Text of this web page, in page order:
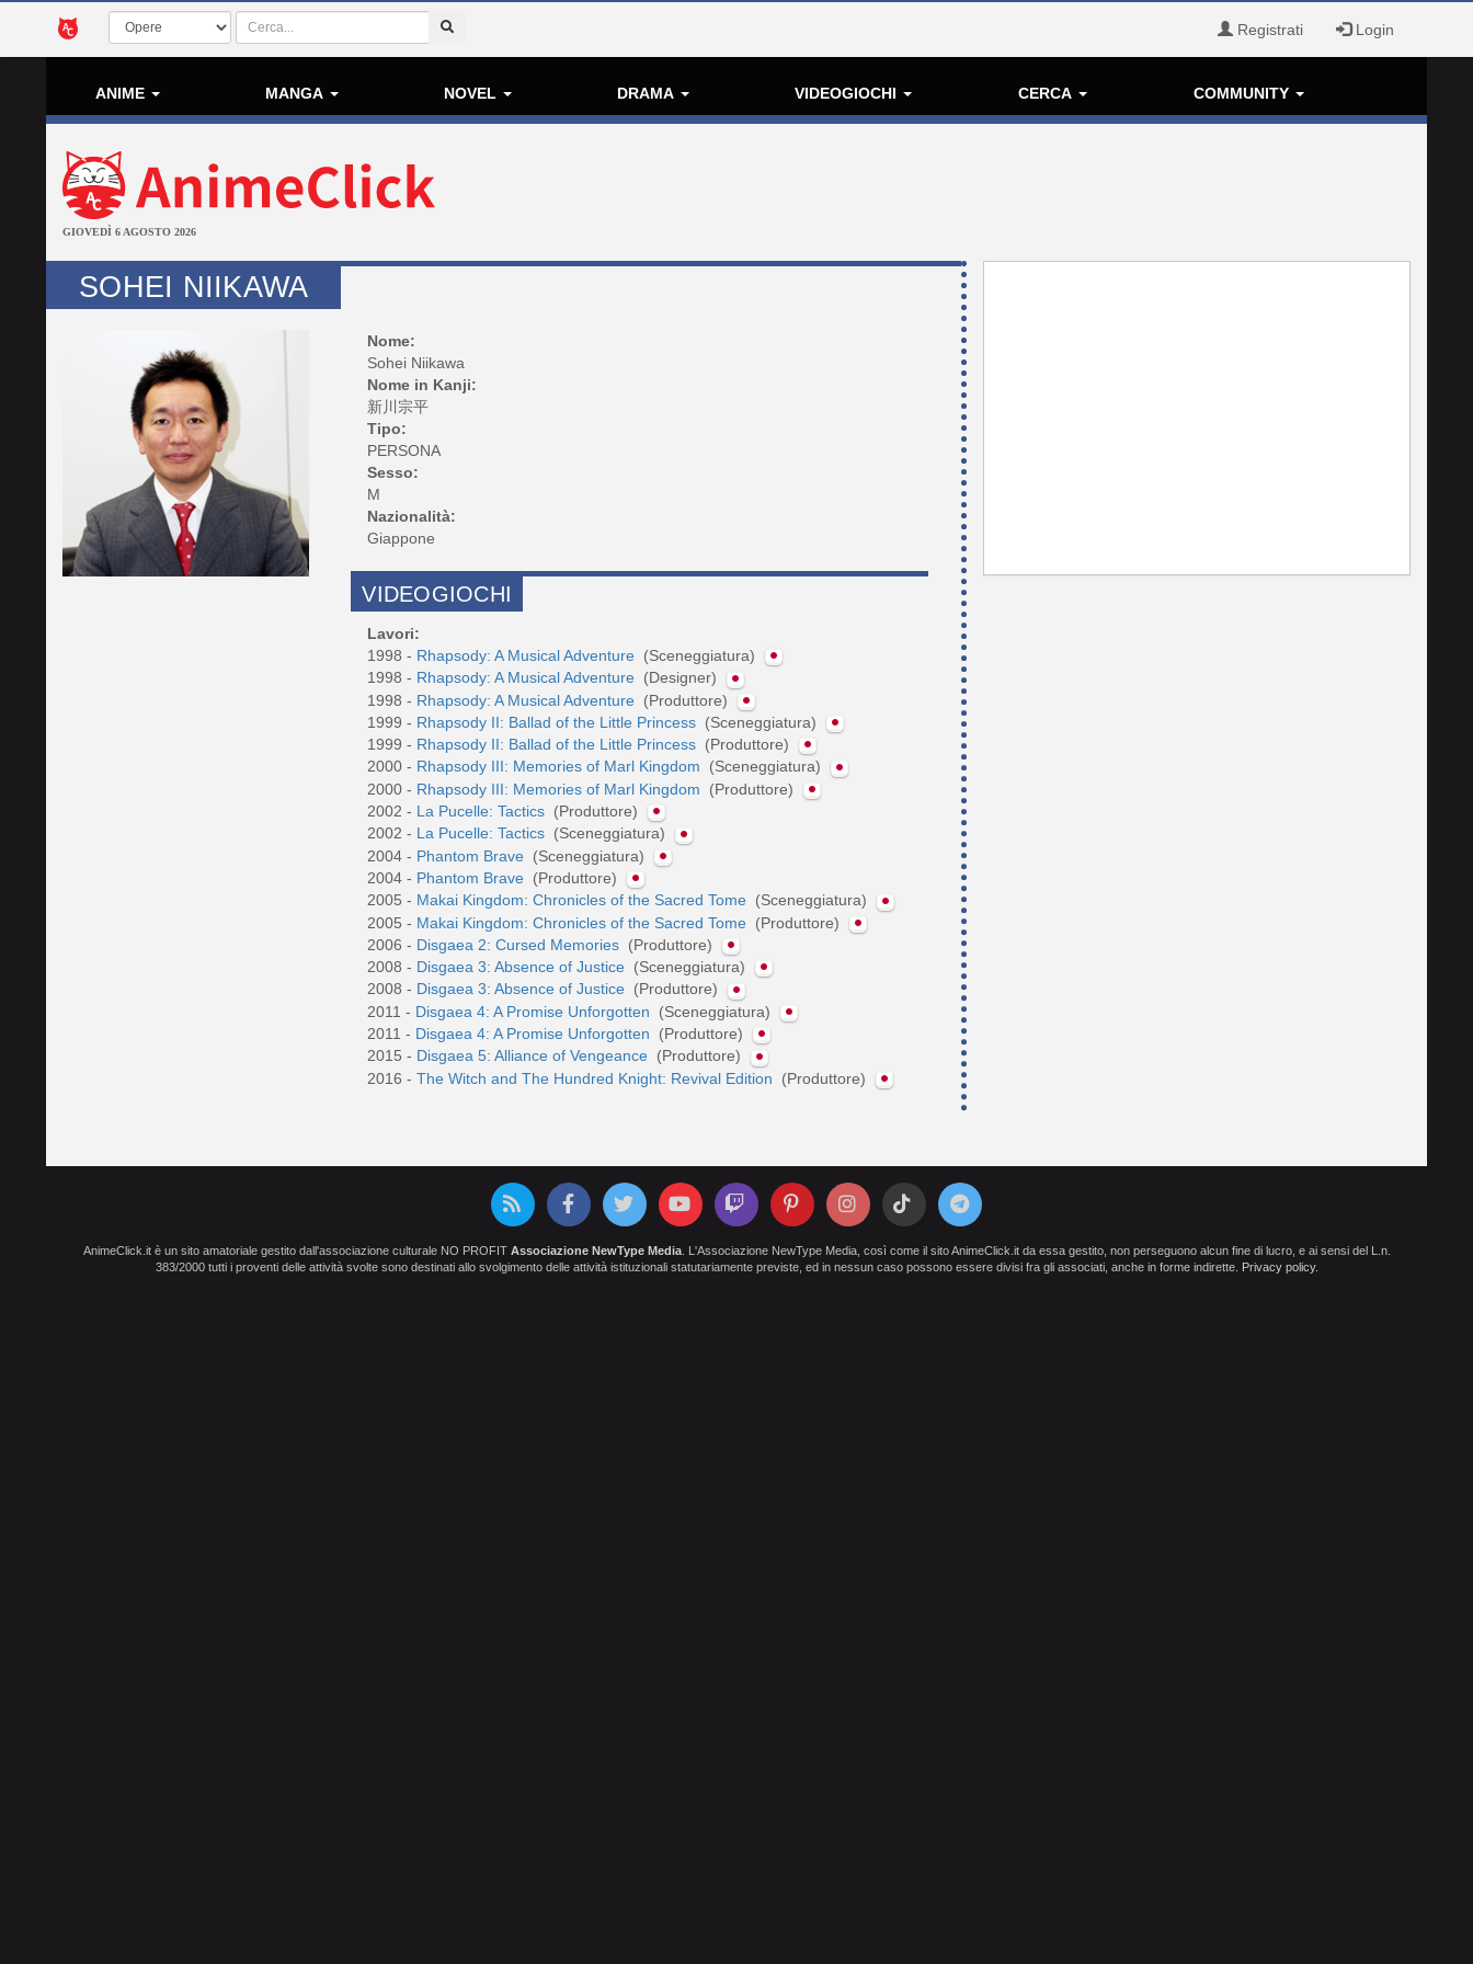
Registrati Login
ANIME MANGA NOVEL DRAMA VIDEOGIOCHI CERCA COMMUNITY
GIOVEDÌ 6 AGOSTO 2026
SOHEI NIIKAWA
Nome:
Sohei Niikawa
Nome in Kanji:
新川宗平
Tipo:
PERSONA
Sesso:
M
Nazionalità:
Giappone
VIDEOGIOCHI
Lavori:
1998 - Rhapsody: A Musical Adventure (Sceneggiatura)
1998 - Rhapsody: A Musical Adventure (Designer)
1998 - Rhapsody: A Musical Adventure (Produttore)
1999 - Rhapsody II: Ballad of the Little Princess (Sceneggiatura)
1999 - Rhapsody II: Ballad of the Little Princess (Produttore)
2000 - Rhapsody III: Memories of Marl Kingdom
(Sceneggiatura)
2000 - Rhapsody III: Memories of Marl Kingdom
(Produttore)
2002 - La Pucelle: Tactics (Produttore)
2002 - La Pucelle: Tactics (Sceneggiatura)
2004 - Phantom Brave (Sceneggiatura)
2004 - Phantom Brave (Produttore)
2005 - Makai Kingdom: Chronicles of the Sacred Tome (Sceneggiatura)
2005 - Makai Kingdom: Chronicles of the Sacred Tome (Produttore)
2006 - Disgaea 2: Cursed Memories (Produttore)
2008 - Disgaea 3: Absence of Justice (Sceneggiatura)
2008 - Disgaea 3: Absence of Justice (Produttore)
2011 - Disgaea 4: A Promise Unforgotten
(Sceneggiatura)
2011 - Disgaea 4: A Promise Unforgotten
(Produttore)
2015 - Disgaea 5: Alliance of Vengeance (Produttore)
2016 -The Witch and The Hundred Knight: Revival Edition (Produttore)
AnimeClick.it è un sito amatoriale gestito dall'associazione culturale NO PROFIT Associazione NewType Media. L'Associazione NewType Media, così come il sito AnimeClick.it da essa gestito, non perseguono alcun fine di lucro, e ai sensi del L.n.
383/2000 tutti i proventi delle attività svolte sono destinati allo svolgimento delle attività istituzionali statutariamente previste, ed in nessun caso possono essere divisi fra gli associati, anche in forme indirette. Privacy policy.